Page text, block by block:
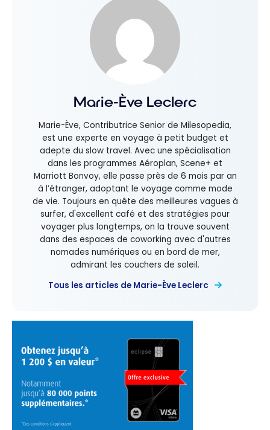
Marie-Ève Leclerc
Marie-Ève, Contributrice Senior de Milesopedia,
est une experte en voyage à petit budget et
adepte du slow travel. Avec une spécialisation
dans les programmes Aéroplan, Scene+ et
Marriott Bonvoy, elle passe près de 6 mois par an
à l’étranger, adoptant le voyage comme mode
de vie. Toujours en quête des meilleures vagues à
surfer, d'excellent café et des stratégies pour
voyager plus longtemps, on la trouve souvent
dans des espaces de coworking avec d'autres
nomades numériques ou en bord de mer,
admirant les couchers de soleil.
Tous les articles de Marie-Ève Leclerc